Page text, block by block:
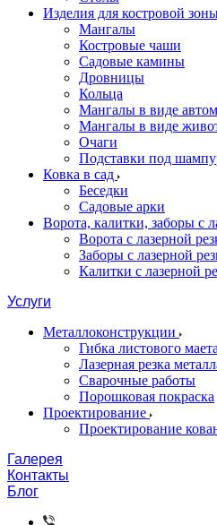
Изделия для костровой
Мангалы
Костровые чаши
Садовые камины
Дровницы
Кольца
Мангалы в виде
Мангалы в виде
Очаги
Подставки под
Ковка в сад
Беседки
Садовые арки
Ворота, калитки, заборы с
Ворота с лазерной
Заборы с лазерной
Калитки с лазерной
Услуги
Металлоконструкции
Гибка листового
Лазерная резка
Сварочные работы
Порошковая покраска
Проектирование
Проектирование
Галерея
Контакты
Блог